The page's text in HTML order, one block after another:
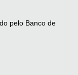
pelo Banco de